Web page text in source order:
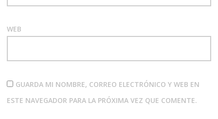
WEB
GUARDA MI NOMBRE, CORREO ELECTRÓNICO Y WEB EN
ESTE NAVEGADOR PARA LA PRÓXIMA VEZ QUE COMENTE.